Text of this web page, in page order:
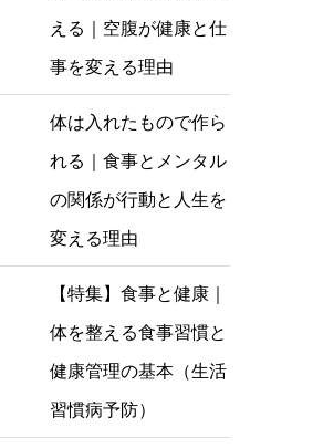
える｜空腹が健康と仕
事を変える理由
体は入れたもので作ら
れる｜食事とメンタル
の関係が行動と人生を
変える理由
【特集】食事と健康｜
体を整える食事習慣と
健康管理の基本（生活
習慣病予防）